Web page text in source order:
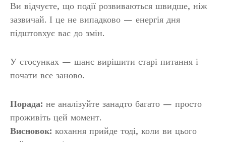
Ви відчуєте, що події розвиваються швидше, ніж
зазвичай. І це не випадково — енергія дня
підштовхує вас до змін.
У стосунках — шанс вирішити старі питання і
почати все заново.
Порада: не аналізуйте занадто багато — просто
проживіть цей момент.
Висновок: кохання прийде тоді, коли ви цього